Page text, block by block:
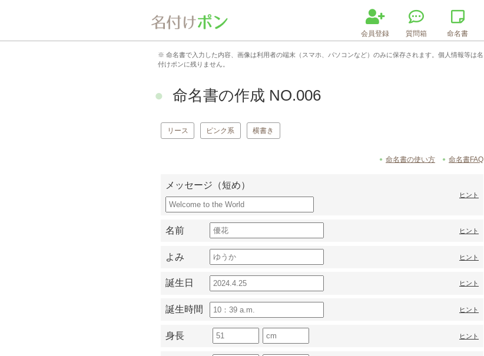
会員登録 質問箱 命名書
※ 命名書で入力した内容、画像は利用者の端末（スマホ、パソコンなど）のみに保存されます。個人情報等は名
付けポンに残りません。
命名書の作成 NO.006
リース ピンク系 横書き
命名書の使い方 命名書FAQ
メッセージ（短め）
ヒント
名前 ヒント
よみ ヒント
誕生日 ヒント
誕生時間 ヒント
身長 ヒント